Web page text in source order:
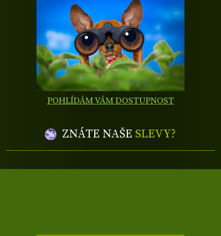
POHLÍDÁM VÁM DOSTUPNOST
ZNÁTE NAŠE SLEVY?